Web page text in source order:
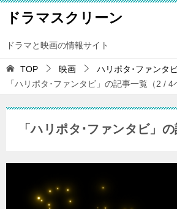
ドラマスクリーン
ドラマと映画の情報サイト
TOP 映画
ハリポタ･ファンタ
「ハリポタ･ファンタビ」の記事一覧（2 / 4
「ハリポタ･ファンタビ」